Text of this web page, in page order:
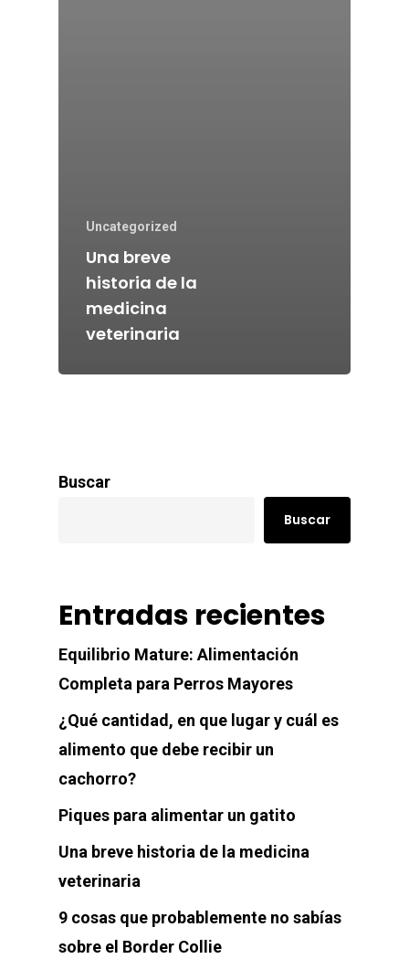
Uncategorized
Una breve
historia de la
medicina
veterinaria
Buscar
Buscar
Entradas recientes
Equilibrio Mature: Alimentación
Completa para Perros Mayores
¿Qué cantidad, en que lugar y cuál es
alimento que debe recibir un
cachorro?
Piques para alimentar un gatito
Una breve historia de la medicina
veterinaria
9 cosas que probablemente no sabías
sobre el Border Collie
Perros
Gatos
Blog
Contacto